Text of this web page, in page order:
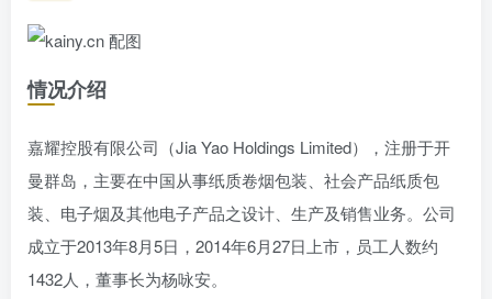
情况介绍
嘉耀控股有限公司（Jia Yao Holdings Limited），注册于开
曼群岛，主要在中国从事纸质卷烟包装、社会产品纸质包
装、电子烟及其他电子产品之设计、生产及销售业务。公司
成立于2013年8月5日，2014年6月27日上市，员工人数约
1432人，董事长为杨咏安。